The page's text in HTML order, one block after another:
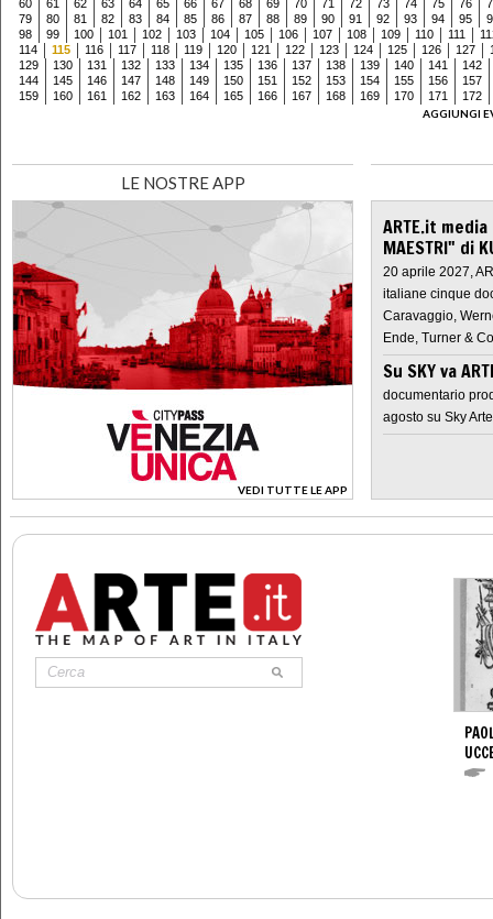
60 61 62 63 64 65 66 67 68 69 70 71 72 73 74 75 76
79
80 81 82 83 84 85 86 87 88 89 90 91 92 93 94 95
98
99 100 101 102 103 104 105 106 107 108 109 110 111
114
115 116 117 118 119 120 121 122 123 124 125 126 127
129
130 131 132 133 134 135 136 137 138 139 140 141
142
144
145 146 147 148 149 150 151 152 153 154 155 156
157
159
160 161 162 163 164 165 166 167 168 169 170 171
172
AGGIUNGI
LE NOSTRE APP
VEDI TUTTE LE APP
>
ARTE.it
MAESTRI" di
20 aprile 2027,
italiane cinque
Caravaggio,
Ende, Turner &
Su SKY va
documentario
agosto su Sky Arte